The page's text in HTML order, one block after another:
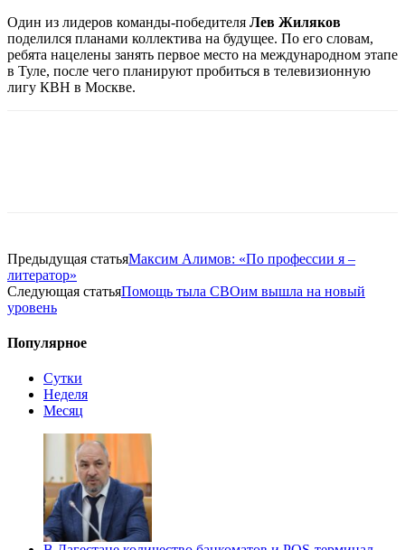
Один из лидеров команды-победителя Лев Жиляков
поделился планами коллектива на будущее. По его словам,
ребята нацелены занять первое место на международном этапе
в Туле, после чего планируют пробиться в телевизионную
лигу КВН в Москве.
Предыдущая статьяМаксим Алимов: «По профессии я –
литератор»
Следующая статьяПомощь тыла СВОим вышла на новый
уровень
Популярное
Сутки
Неделя
Месяц